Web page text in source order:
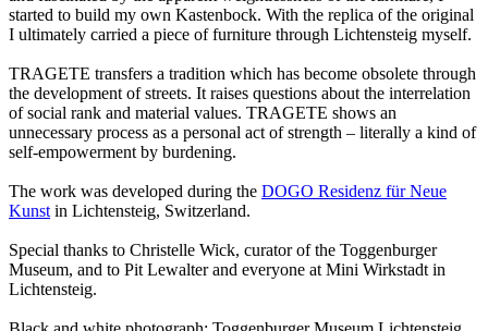
started to build my own Kastenbock. With the replica of the original
I ultimately carried a piece of furniture through Lichtensteig myself.
TRAGETE transfers a tradition which has become obsolete through
the development of streets. It raises questions about the interrelation
of social rank and material values. TRAGETE shows an
unnecessary process as a personal act of strength – literally a kind of
self-empowerment by burdening.
The work was developed during the DOGO Residenz für Neue
Kunst in Lichtensteig, Switzerland.
Special thanks to Christelle Wick, curator of the Toggenburger
Museum, and to Pit Lewalter and everyone at Mini Wirkstadt in
Lichtensteig.